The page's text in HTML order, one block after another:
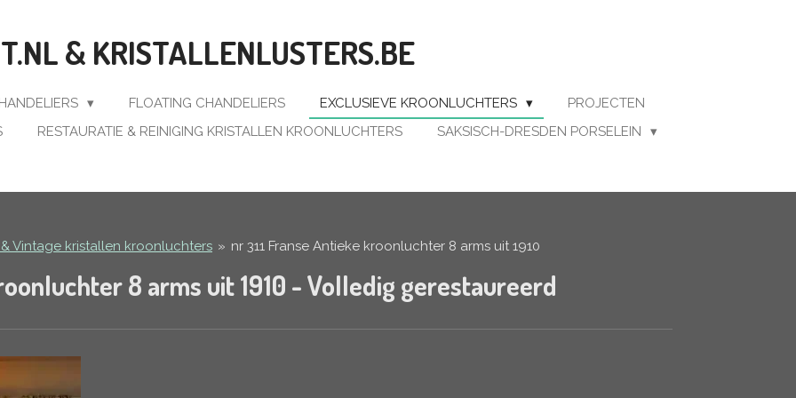
& KRISTALLENLUSTERS.BE
FLOATING CHANDELIERS EXCLUSIEVE KROONLUCHTERS
PROJECTEN
RESTAURATIE & REINIGING KRISTALLEN KROONLUCHTERS
SAKSISCH-DRESDEN PORSELEIN
Vintage kristallen kroonluchters » nr 311 Franse Antieke kroonluchter 8 arms uit 1910
8 arms uit 1910 - Volledig gerestaureerd